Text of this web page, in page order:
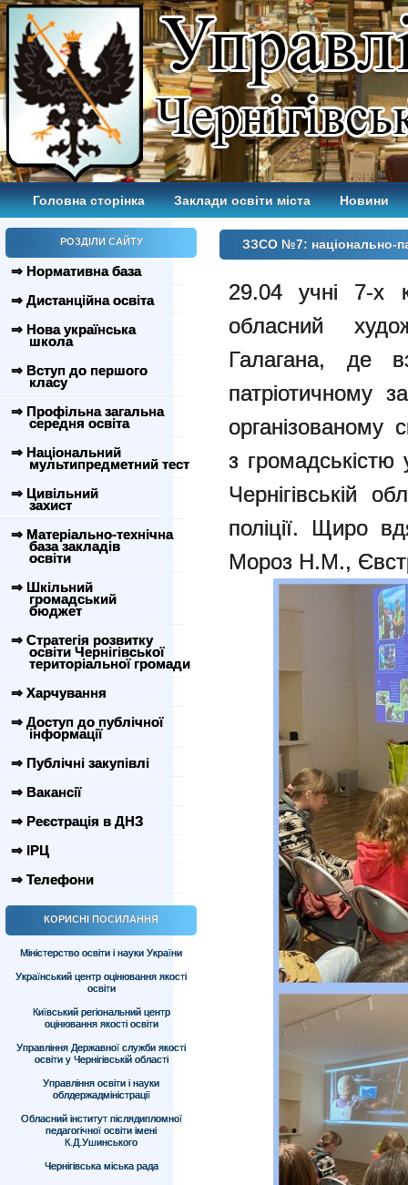
Головна сторінка Заклади освіти міста Новини
РОЗДІЛИ САЙТУ
⇒ Нормативна база
⇒ Дистанційна освіта
⇒ Нова українська
школа
⇒ Вступ до першого
класу
⇒ Профільна загальна
середня освіта
⇒ Національний
мультипредметний тест
⇒ Цивільний
захист
⇒ Матеріально-технічна
база закладів
освіти
⇒ Шкільний
громадський
бюджет
⇒ Стратегія розвитку
освіти Чернігівської
територіальної громади
⇒ Харчування
⇒ Доступ до публічної
інформації
⇒ Публічні закупівлі
⇒ Вакансії
⇒ Реєстрація в ДНЗ
⇒ ІРЦ
⇒ Телефони
КОРИСНІ ПОСИЛАННЯ
Міністерство освіти і науки України
Український центр оцінювання якості
освіти
Київський регіональний центр
оцінювання якості освіти
Управління Державної служби якості
освіти у Чернігівській області
Управління освіти і науки
облдержадміністрації
Обласний інститут післядипломної
педагогічної освіти імені
К.Д.Ушинського
Чернігівська міська рада
ЗЗСО №7: національно-
29.04 учні 7-х
обласний
Галагана, де
патріотичному
організованому
з громадськістю
Чернігівській
поліції. Щиро
Мороз Н.М.,